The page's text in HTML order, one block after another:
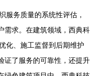
服务质量的系统性评估，
需求。在建筑领域，西典科
化、施工监督到后期维护
证了服务的可靠性，还提升